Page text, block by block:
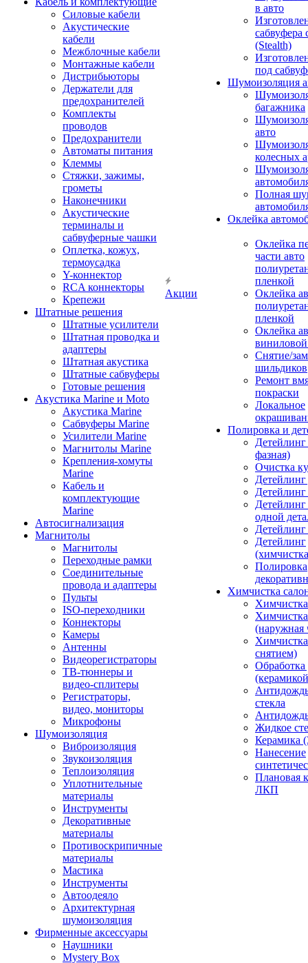
Силовые кабели
Акустические
кабели
Межблочные кабели
Монтажные кабели
Дистрибьюторы
Держатели для
предохранителей
Комплекты
проводов
Предохранители
Автоматы питания
Клеммы
Стяжки, зажимы,
грометы
Наконечники
Акустические
терминалы и
сабвуферные чашки
Оплетка, кожух,
термоусадка
Y-коннектор
RCA коннекторы
Крепежи
Штатные решения
Штатные усилители
Штатная проводка и
адаптеры
Штатная акустика
Штатные сабвуферы
Готовые решения
Акустика Marine и Moto
Акустика Marine
Сабвуферы Marine
Усилители Marine
Магнитолы Marine
Крепления-хомуты
Marine
Кабель и
комплектующие
Marine
Автосигнализация
Магнитолы
Магнитолы
Переходные рамки
Соединительные
провода и адаптеры
Пульты
ISO-переходники
Коннекторы
Камеры
Антенны
Видеорегистраторы
ТВ-тюннеры и
видео-сплитеры
Регистраторы,
видео, мониторы
Микрофоны
Шумоизоляция
Виброизоляция
Звукоизоляция
Теплоизоляция
Уплотнительные
материалы
Инструменты
Декоративные
материалы
Противоскрипичные
материалы
Мастика
Инструменты
Автоодеяло
Архитектурная
шумоизоляция
Фирменные аксессуары
Наушники
Mystery Box
Акции
в авто
сабвуфера
(Stealth)
под
Шумоизоляция
багажника
авто
колесных
Полная
Оклейка
Оклейка
части авто
пленкой
Оклейка
пленкой
Оклейка
Снятие/
шильдиков
Ремонт
покраски
Локальное
Полировка и
фазная)
Очистка
Детейлинг
одной
Детейлинг
Полировка
Химчистка
(наружная
снятием)
Обработка
стекла
Жидкое
Керамика
Нанесение
Плановая
ЛКП